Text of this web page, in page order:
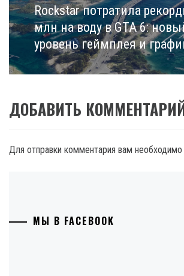
Next
post:
Rockstar потратила
млн на воду в GTA 6:
уровень геймплея и
ДОБАВИТЬ
Для отправки комментария вам необходимо
МЫ В FACEBOOK